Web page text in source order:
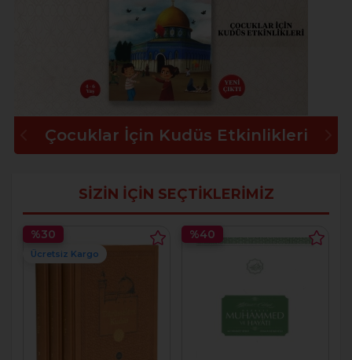
Çocuklar İçin Kudüs Etkinlikleri
SİZİN İÇİN SEÇTİKLERİMİZ
Ücretsiz Kargo
%30 %40